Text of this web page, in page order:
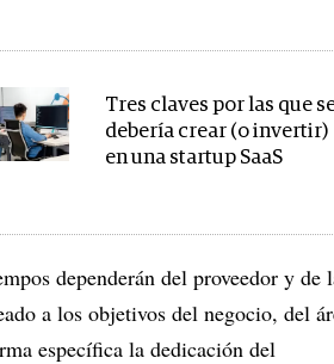
Tres claves por las que
debería crear (o invertir)
en una startup SaaS
dependerán del proveedor y de
a los objetivos del negocio, del
específica la dedicación del